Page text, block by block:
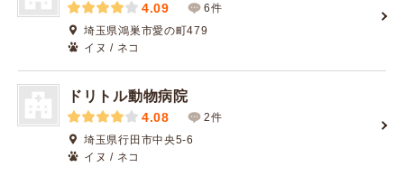
4.09
6件
埼玉県鴻巣市愛の町479
イヌ / ネコ
ドリトル動物病院
4.08
2件
埼玉県行田市中央5-6
イヌ / ネコ